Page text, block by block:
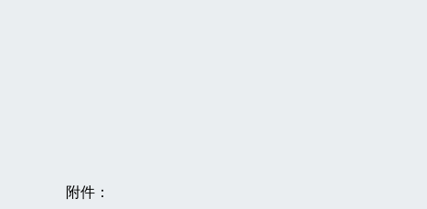
附件：